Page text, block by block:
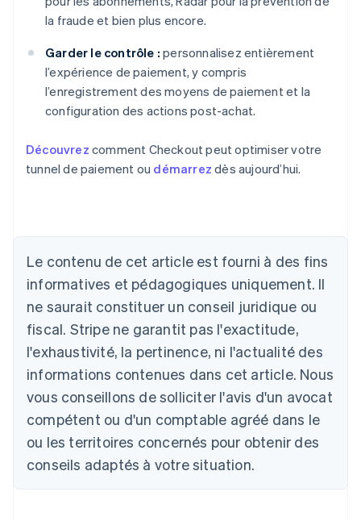
la fraude et bien plus encore.
Garder le contrôle : personnalisez entièrement
l’expérience de paiement, y compris
l’enregistrement des moyens de paiement et la
configuration des actions post-achat.
Découvrez comment Checkout peut optimiser votre
tunnel de paiement ou démarrez dès aujourd’hui.
Le contenu de cet article est fourni à des fins
informatives et pédagogiques uniquement. Il
ne saurait constituer un conseil juridique ou
fiscal. Stripe ne garantit pas l'exactitude,
l'exhaustivité, la pertinence, ni l'actualité des
informations contenues dans cet article. Nous
vous conseillons de solliciter l'avis d'un avocat
compétent ou d'un comptable agréé dans le
ou les territoires concernés pour obtenir des
conseils adaptés à votre situation.
Allemagne
Australie
English
Autriche
DeutschEnglish
Belgique
NederlandsFrançaisDeutsch English
Português English
Bulgarie
English
Canada
EnglishFrançais